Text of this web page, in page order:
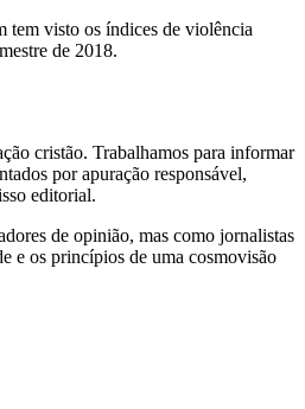
tem visto os índices de violência
de 2018.
cristão. Trabalhamos para informar
por apuração responsável,
editorial.
de opinião, mas como jornalistas
e os princípios de uma cosmovisão